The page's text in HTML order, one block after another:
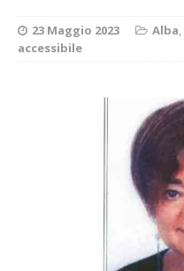
23 Maggio 2023 Alba,
accessibile